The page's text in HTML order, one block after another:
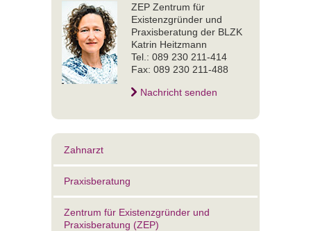
ZEP Zentrum für
Existenzgründer und
Praxisberatung der BLZK
Katrin Heitzmann
Tel.: 089 230 211-414
Fax: 089 230 211-488
Nachricht senden
Zahnarzt
Praxisberatung
Zentrum für Existenzgründer und
Praxisberatung (ZEP)